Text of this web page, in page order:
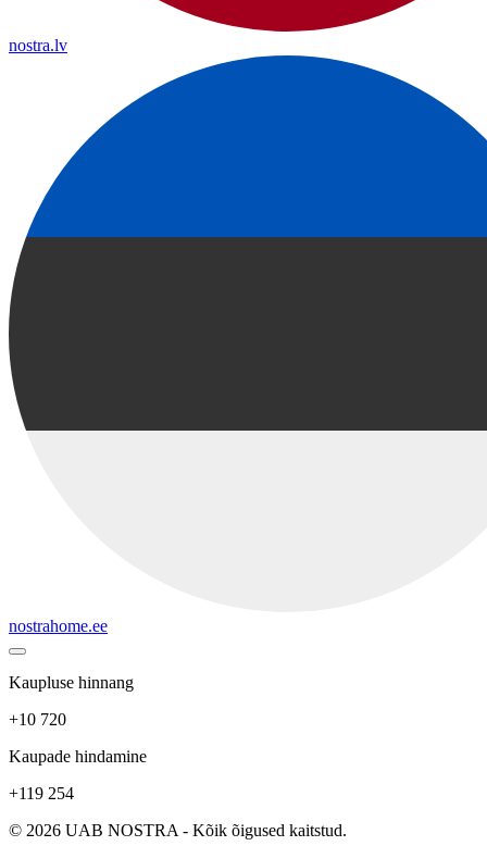
nostra.lv
nostrahome.ee
Kaupluse hinnang
+10 720
Kaupade hindamine
+119 254
© 2026 UAB NOSTRA - Kõik õigused kaitstud.